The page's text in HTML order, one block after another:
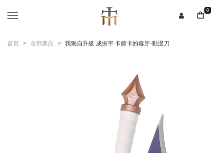
0
首頁 全部產品 我獨自升級 成振宇 卡薩卡的毒牙-動漫刀